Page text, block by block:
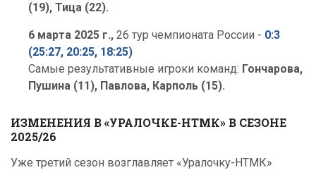
(19), Тица (22).
6 марта 2025 г., 26 тур чемпионата России - 0:3
(25:27, 20:25, 18:25)
Самые результативные игроки команд: Гончарова,
Пушина (11), Павлова, Карполь (15).
ИЗМЕНЕНИЯ В «УРАЛОЧКЕ-НТМК» В СЕЗОНЕ
2025/26
Уже третий сезон возглавляет «Уралочку-НТМК»